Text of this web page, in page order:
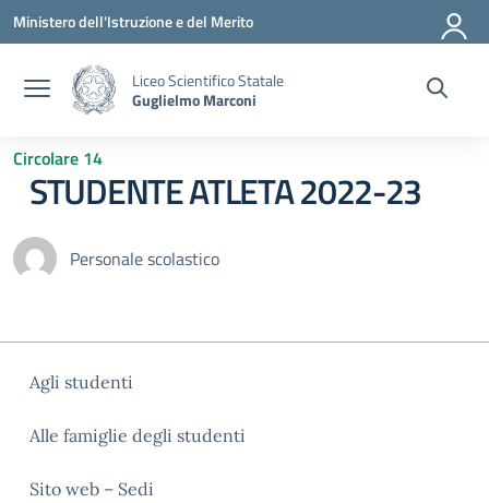
Vai ai contenuti
Vai al menu di navigazione
Vai al footer
Ministero dell'Istruzione e del Merito
Liceo Scientifico Statale
Guglielmo Marconi
Circolare 14
STUDENTE ATLETA 2022-23
Personale scolastico
Agli studenti
Alle famiglie degli studenti
Sito web – Sedi